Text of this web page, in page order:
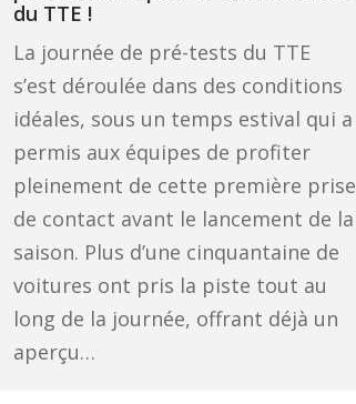
du TTE !
La journée de pré-tests du TTE
s’est déroulée dans des conditions
idéales, sous un temps estival qui a
permis aux équipes de profiter
pleinement de cette première prise
de contact avant le lancement de la
saison. Plus d’une cinquantaine de
voitures ont pris la piste tout au
long de la journée, offrant déjà un
aperçu…